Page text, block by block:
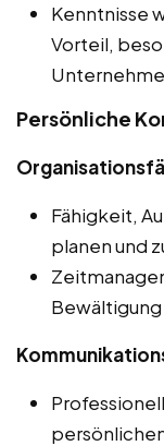
Kenntnisse
Vorteil,
Persönliche
Fähigkeit,
planen und